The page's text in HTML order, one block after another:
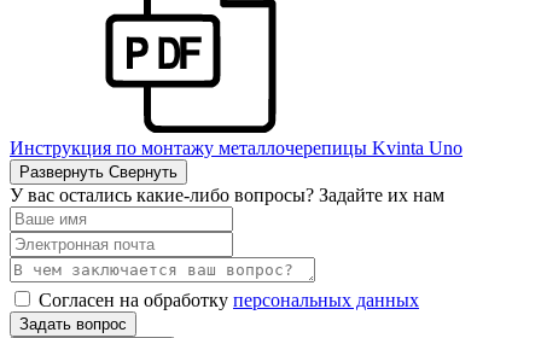
Инструкция по монтажу металлочерепицы Kvinta Uno
Развернуть Свернуть
У вас остались какие-либо вопросы? Задайте их нам
Согласен на обработку персональных данных
Задать вопрос